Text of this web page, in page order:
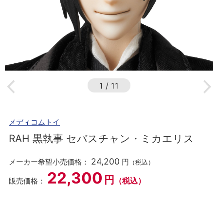
1 / 11
メディコムトイ
RAH 黒執事 セバスチャン・ミカエリス
メーカー希望小売価格： 24,200 円 （税込）
販売価格： 22,300 円 （税込）